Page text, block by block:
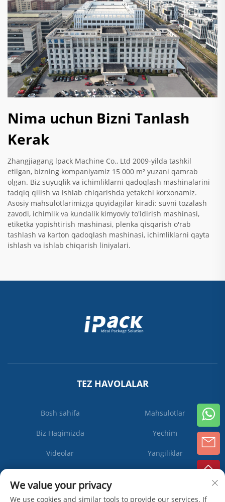
Nima uchun Bizni Tanlash
Kerak
Zhangjiagang lpack Machine Co., Ltd 2009-yilda tashkil
etilgan, bizning kompaniyamiz 15 000 m² yuzani qamrab
olgan. Biz suyuqlik va ichimliklarni qadoqlash mashinalarini
tadqiq qilish va ishlab chiqarishda yetakchi korxonamiz.
Asosiy mahsulotlarimizga quyidagilar kiradi: suvni tozalash
zavodi, ichimlik va kundalik kimyoviy to'ldirish mashinasi,
etiketka yopishtirish mashinasi, plenka qisqarish o'rab
tashlash va karton qadoqlash mashinasi, ichimliklarni qayta
ishlash va ishlab chiqarish liniyalari.
TEZ HAVOLALAR
Bosh sahifa Mahsulotlar
Biz Haqimizda Yechim
Videolar Yangiliklar
We value your privacy
We use cookies and similar tools to provide our services. If